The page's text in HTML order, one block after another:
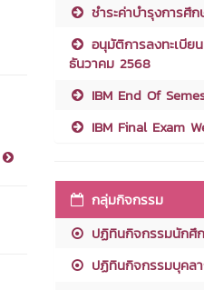
ชำระค่าบำรุงการศึก
อนุมัติการลงทะเบีย
ธันวาคม 2568
IBM End Of
IBM Final Exam
กลุ่มกิจกรรม
ปฏิทินกิจกรรมนักศึ
ปฏิทินกิจกรรมบุคล